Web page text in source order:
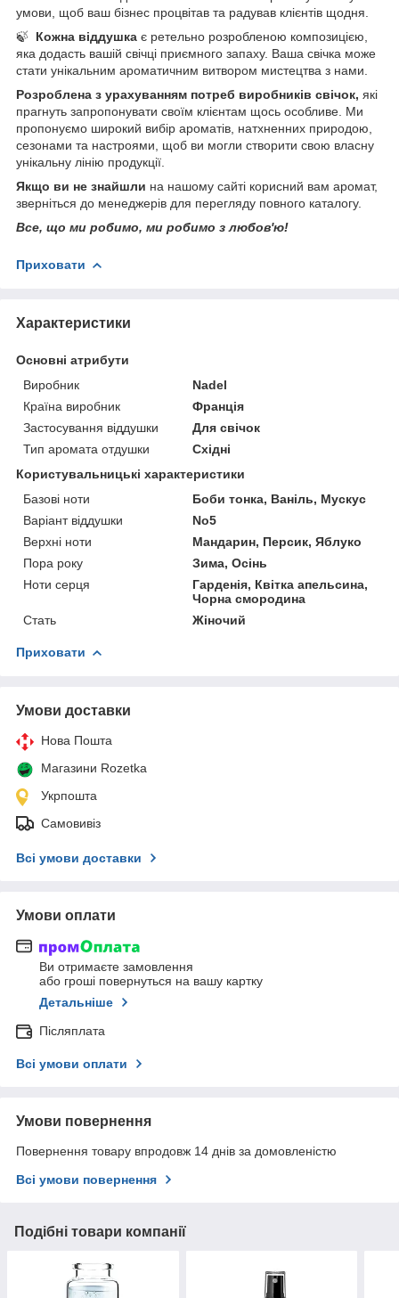
умови, щоб ваш бізнес процвітав та радував клієнтів щодня.
🍃 Кожна віддушка є ретельно розробленою композицією,
яка додасть вашій свічці приємного запаху. Ваша свічка може
стати унікальним ароматичним витвором мистецтва з нами.
Розроблена з урахуванням потреб виробників свічок, які
прагнуть запропонувати своїм клієнтам щось особливе. Ми
пропонуємо широкий вибір ароматів, натхненних природою,
сезонами та настроями, щоб ви могли створити свою власну
унікальну лінію продукції.
Якщо ви не знайшли на нашому сайті корисний вам аромат,
зверніться до менеджерів для перегляду повного каталогу.
Все, що ми робимо, ми робимо з любов'ю!
Приховати
Характеристики
Основні атрибути
Виробник
Nadel
Країна виробник
Франція
Застосування віддушки
Для свічок
Тип аромата отдушки
Східні
Користувальницькі характеристики
Базові ноти
Боби тонка, Ваніль, Мускус
Варіант віддушки
No5
Верхні ноти
Мандарин, Персик, Яблуко
Пора року
Зима, Осінь
Ноти серця
Гарденія, Квітка апельсина,
Чорна смородина
Стать
Жіночий
Приховати
Умови доставки
Нова Пошта
Магазини Rozetka
Укрпошта
Самовивіз
Всі умови доставки
Умови оплати
Ви отримаєте замовлення
або гроші повернуться на вашу картку
Детальніше
Післяплата
Всі умови оплати
Умови повернення
Повернення товару впродовж 14 днів за домовленістю
Всі умови повернення
Подібні товари компанії